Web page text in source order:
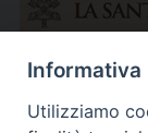
Informativa
Utilizziamo